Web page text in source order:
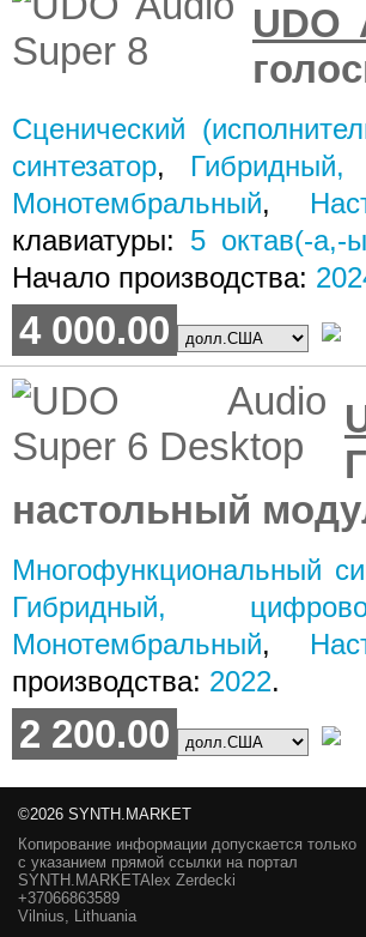
UDO
Сценический
синтезатор, Гибридный,
Монотембральный,
клавиатуры: 5 октав(-а,-
Начало производства:
4 000.00
настольный
Многофункциональный
Гибридный,
Монотембральный,
производства: 2022.
2 200.00
©2026 SYNTH.MARKET
Копирование информации допускается только
с указанием прямой ссылки на портал
SYNTH.MARKETAlex Zerdecki
+37066863589
Vilnius, Lithuania